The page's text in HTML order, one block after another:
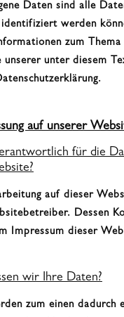
Daten sind alle
identifiziert werden
zum Thema
unserer unter diesem
auf unserer
für die
auf dieser
Dessen
Impressum dieser
wir Ihre Daten?
zum einen dadurch